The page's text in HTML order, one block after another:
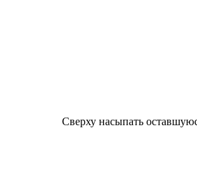
Сверху насыпать